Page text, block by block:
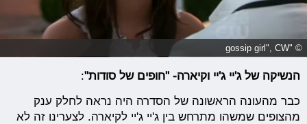
© "gossip girl", CW
הנשיקה של ג'יי ג'יי וקיארה- "חופים של סודות":
כבר מהעונה הראשונה של הסדרה היה נראה לחלק ענק
מהצופים שמשהו מתרחש בין ג'יי ג'יי לקיארה. לצערינו זה לא